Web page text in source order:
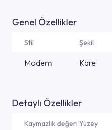
Genel Özellikler
Stil Şekil
Modern Kare
Detaylı Özellikler
Kaymazlık değeri Yüzey